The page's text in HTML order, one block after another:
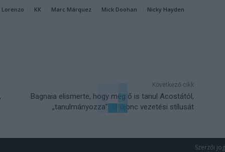
Lorenzo KK Marc Márquez Mick Doohan
Nicky Hayden
Következő cikk
Bagnaia elismerte, hogy még ő is tanul Acostától,
„tanulmányozza” az újonc vezetési stílusát
Szerzői